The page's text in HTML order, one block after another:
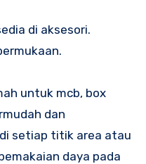
di aksesori.
untuk mcb, box
dan
setiap titik area atau
daya pada